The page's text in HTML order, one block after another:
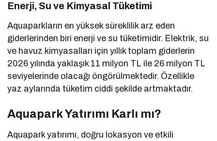
Enerji, Su ve Kimyasal Tüketimi
Aquaparkların en yüksek süreklilik arz eden
giderlerinden biri enerji ve su tüketimidir. Elektrik, su
ve havuz kimyasalları için yıllık toplam giderlerin
2026 yılında yaklaşık 11 milyon TL ile 26 milyon TL
seviyelerinde olacağı öngörülmektedir. Özellikle
yaz aylarında tüketim ciddi şekilde artmaktadır.
Aquapark Yatırımı Karlı mı?
Aquapark yatırımı, doğru lokasyon ve etkili